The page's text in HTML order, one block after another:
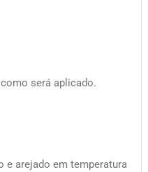
será aplicado.
e arejado em temperatura